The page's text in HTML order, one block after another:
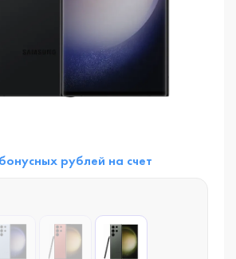
рублей на счет